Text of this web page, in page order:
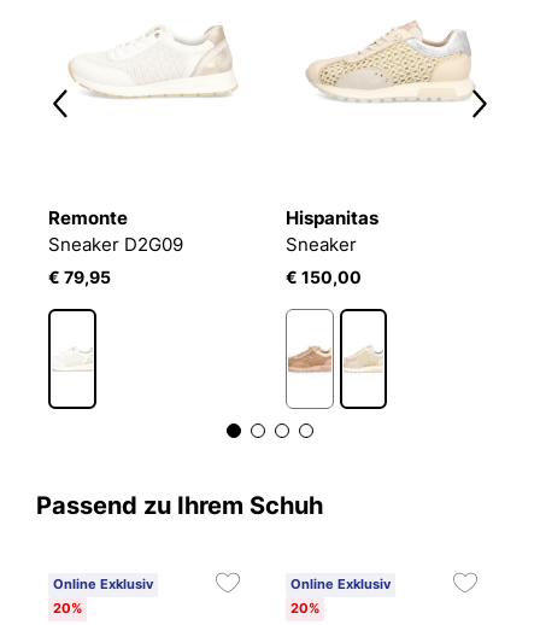
Remonte
Sneaker D2G09
€ 79,95
Hispanitas
Sneaker
€ 150,00
Passend zu Ihrem Schuh
Online Exklusiv
20%
Online Exklusiv
20%